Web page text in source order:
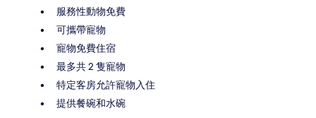
服務性動物免費
可攜帶寵物
寵物免費住宿
最多共 2 隻寵物
特定客房允許寵物入住
提供餐碗和水碗